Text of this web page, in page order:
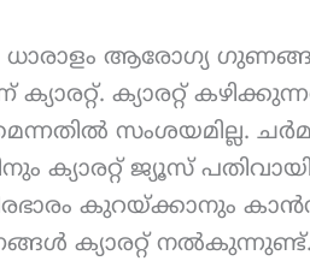
ധാരാളം ആരോഗ്യ
ക്യാരറ്റ്. ക്യാരറ്റ്
സംശയമില്ല.
ക്യാരറ്റ് ജ്യൂസ്
കുറയ്ക്കാനും
ക്യാരറ്റ്